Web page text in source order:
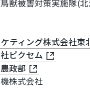
被害対策実施隊(北
ティング株式会社東
ピクセム
政部
式会社